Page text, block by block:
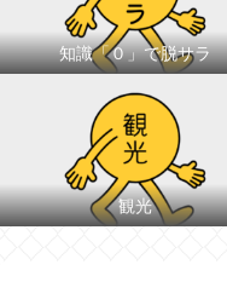
知識「０」で脱サラ
観光